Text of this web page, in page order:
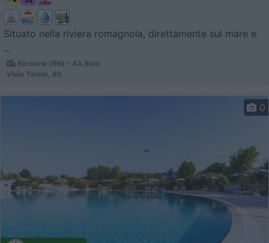
Situato nella riviera romagnola, direttamente sul mare e
...
Riccione (RN) - 43.9km
Viale Torino, 40
0